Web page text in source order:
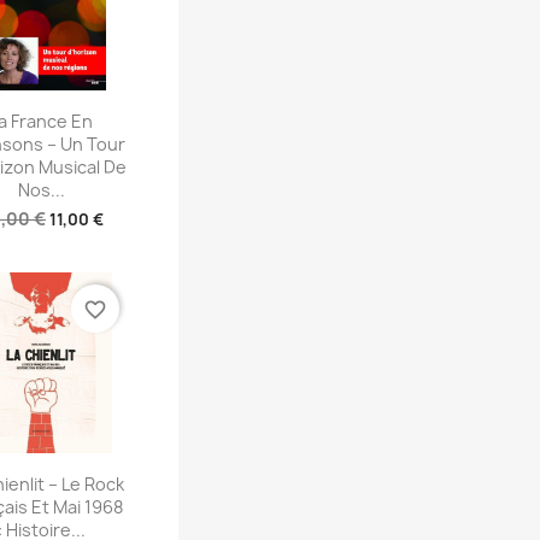
rapide
France En
– Un Tour
Musical De
Nos...
€11,00 €
rapide
– Le Rock
Et Mai 1968
: Histoire...
favorite_border